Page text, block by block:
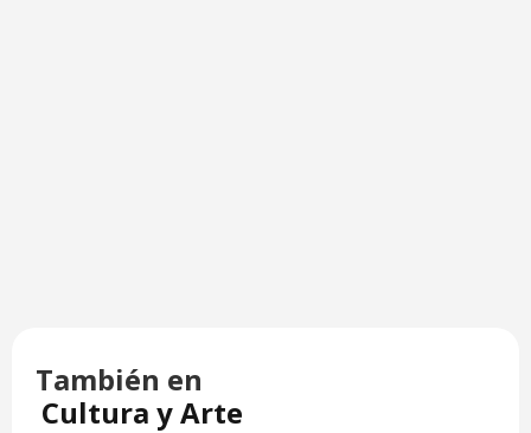
También en
Cultura y Arte